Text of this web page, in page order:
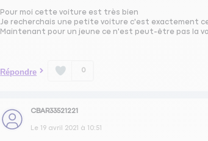
Pour moi cette voiture est très bien
Je recherchais une petite voiture c'est exactement
Maintenant pour un jeune ce n'est peut-être pas la
Répondre 0
CBAR33521221
Le 19 avril 2021 à 10:51